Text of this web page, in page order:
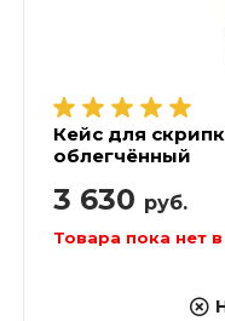
Кейс для
облегчённый
3 630 руб.
Товара пока нет